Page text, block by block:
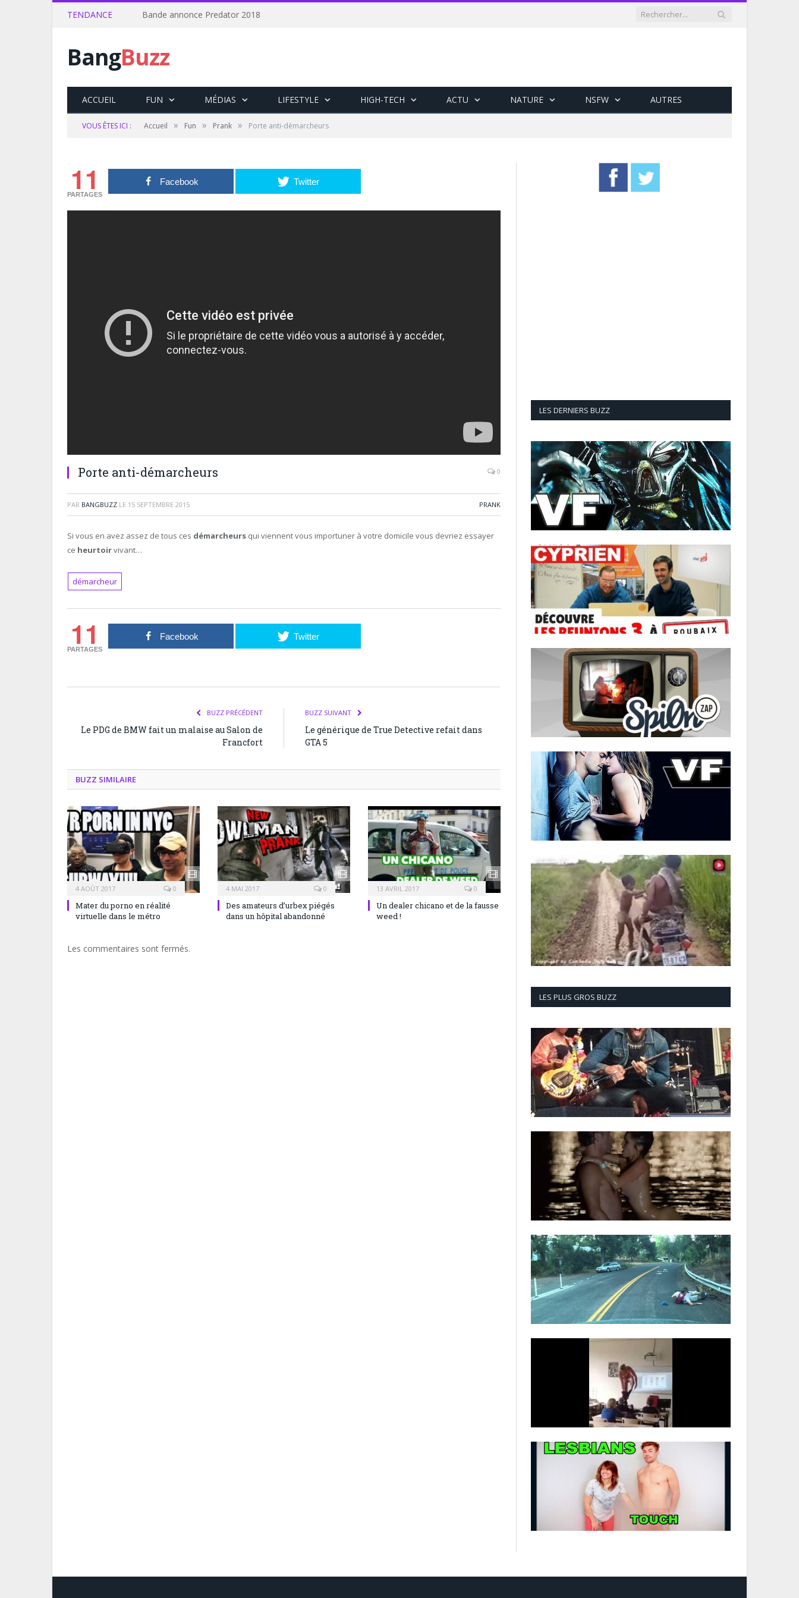
TENDANCE Bande annonce Predator 2018
BangBuzz
ACCUEIL FUN MÉDIAS LIFESTYLE HIGH-TECH ACTU NATURE NSFW AUTRES
VOUS ÊTES ICI : Accueil » Fun » Prank » Porte anti-démarcheurs
11
PARTAGES
Facebook Twitter
Porte anti-démarcheurs 0
PAR BANGBUZZ LE 15 SEPTEMBRE 2015 PRANK
Si vous en avez assez de tous ces démarcheurs qui viennent vous importuner à votre domicile vous devriez essayer
ce heurtoirvivant…
démarcheur
11
PARTAGES
Facebook Twitter
BUZZ PRÉCÉDENT
Le PDG de BMW fait un malaise au Salon de
Francfort
BUZZ SUIVANT
Le générique de True Detective refait dans
GTA 5
BUZZ SIMILAIRE
4 AOÛT 2017 0
Mater du porno en réalité
virtuelle dans le métro
4 MAI 2017 0
Des amateurs d’urbex piégés
dans un hôpital abandonné
13 AVRIL 2017 0
Un dealer chicano et de la fausse
weed !
Les commentaires sont fermés.
LES DERNIERS BUZZ
LES PLUS GROS BUZZ